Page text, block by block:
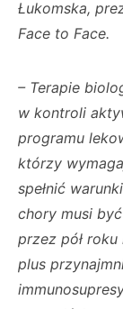
Łukomska,
Face to Face.
– Terapie
w kontroli
programu
którzy
spełnić
chory musi
przez pół
plus